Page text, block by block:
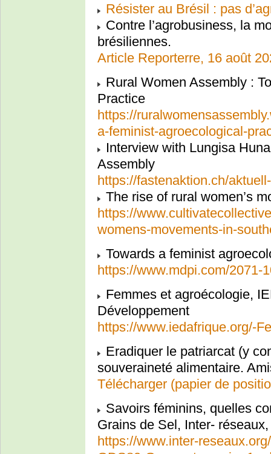
Résister au Brésil : pas
Contre l’agrobusiness, la
brésiliennes.
Article Reporterre, 16 août
Rural Women Assembly :
Practice
https://
a-feminist-agroecological-
Interview with Lungisa
Assembly
https://fastenaktion.ch/
The rise of rural women’s
https://
womens-movements-in-
Towards a feminist
https://www.mdpi.com/2071-
Femmes et agroécologie,
Développement
https://www.iedafrique.org/-
Eradiquer le patriarcat (y
souveraineté alimentaire.
Télécharger (papier de
Savoirs féminins, quelles
Grains de Sel, Inter-
https://www.inter-